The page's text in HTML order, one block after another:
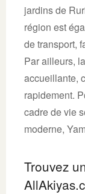
jardins de
région est
de transport,
Par ailleurs,
accueillante,
rapidement.
cadre de vie
moderne,
Trouvez